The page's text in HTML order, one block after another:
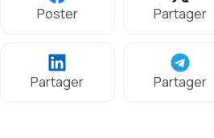
Poster Partager
Partager Partager